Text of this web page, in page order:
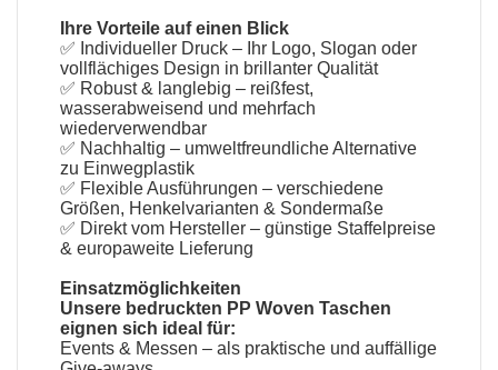
Ihre Vorteile auf einen Blick
✅ Individueller Druck – Ihr Logo, Slogan oder
vollflächiges Design in brillanter Qualität
✅ Robust & langlebig – reißfest,
wasserabweisend und mehrfach
wiederverwendbar
✅ Nachhaltig – umweltfreundliche Alternative
zu Einwegplastik
✅ Flexible Ausführungen – verschiedene
Größen, Henkelvarianten & Sondermaße
✅ Direkt vom Hersteller – günstige Staffelpreise
& europaweite Lieferung
Einsatzmöglichkeiten
Unsere bedruckten PP Woven Taschen
eignen sich ideal für:
Events & Messen – als praktische und auffällige